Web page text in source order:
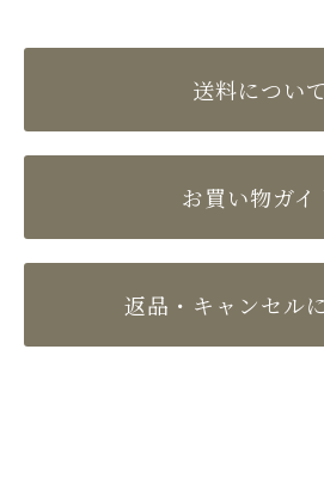
送料について
お買い物ガイ
返品・キャンセル